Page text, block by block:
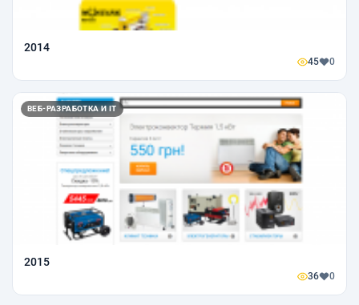
2014
45 0
ВЕБ-РАЗРАБОТКА И IT
2015
36 0